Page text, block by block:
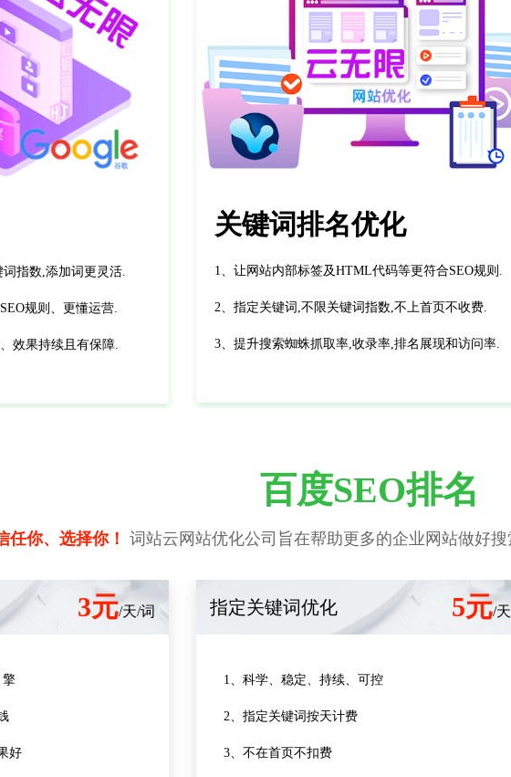
指数,添加词更灵活.
规则、更懂运营.
效果持续且有保障.
关键词排名优化
1、让网站内部标签及HTML代码等更符合SEO规则.
2、指定关键词,不限关键词指数,不上首页不收费.
3、提升搜索蜘蛛抓取率,收录率,排名展现和访问率.
百度SEO排名
任你、选择你！ 词站云网站优化公司旨在帮助更多的企业网站做好
3元/天/词
擎
好
指定关键词优化 5元/
1、科学、稳定、持续、可控
2、指定关键词按天计费
3、不在首页不扣费